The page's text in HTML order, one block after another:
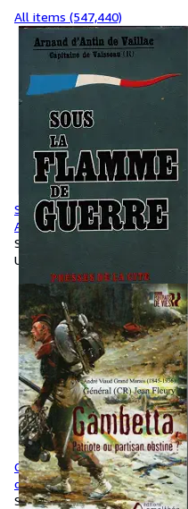
All items (547,440)
Sous la flamme de guerre -
Arnaud D'Antin De Vaillac
Signed
Used
Gambetta patriote ou partisan
obstiné ? - Jean Fleury
Softcover